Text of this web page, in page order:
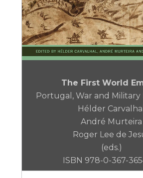
The First World
Portugal, War and
Hélder Carvalhal
André Murteira
Roger Lee de
(eds.)
ISBN 978-0-367-